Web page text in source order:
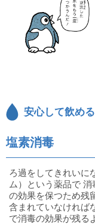
安心して飲め
塩素消毒
ろ過をしてきれいに
ム）という薬品で
の効果を保つため残
含まれていなければ
で消毒の効果が残る